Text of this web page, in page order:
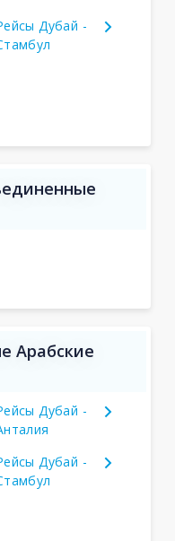
Дубай -
Арабские
Дубай -
Дубай -